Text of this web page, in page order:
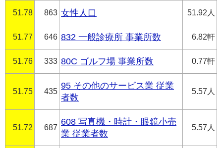
51.78 863 女性人口 51.92人
51.77 646 832 一般診療所 事業所数 6.82軒
51.76 333 80C ゴルフ場 事業所数 0.77軒
51.75 435
95 その他のサービス業 従業
者数
5.57人
51.72 687
608 写真機・時計・眼鏡小売
業 従業者数
5.57人